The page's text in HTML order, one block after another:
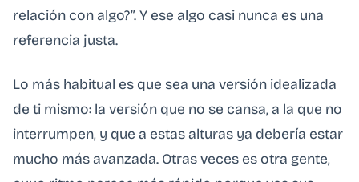
relación con algo?”. Y ese algo casi nunca es una
referencia justa.
Lo más habitual es que sea una versión idealizada
de ti mismo: la versión que no se cansa, a la que no
interrumpen, y que a estas alturas ya debería estar
mucho más avanzada. Otras veces es otra gente,